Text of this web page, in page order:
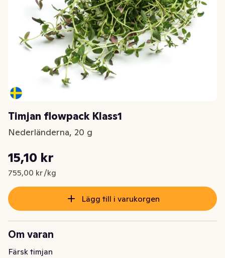
Timjan flowpack Klass1
Nederländerna, 20 g
Nuvarande pris är: 15,10 kr
15,10 kr
755,00 kr /kg
Styckpris: 755,00 kr /kg
Lägg till i varukorgen
Om varan
Färsk timjan